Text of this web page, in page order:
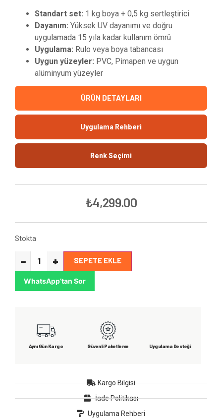
Standart set: 1 kg boya + 0,5 kg sertleştirici
Dayanım: Yüksek UV dayanımı ve doğru
uygulamada 15 yıla kadar kullanım ömrü
Uygulama: Rulo veya boya tabancası
Uygun yüzeyler: PVC, Pimapen ve uygun
alüminyum yüzeyler
ÜRÜN DETAYLARI
Uygulama Rehberi
Renk Seçimi
₺4,299.00
Stokta
− + SEPETE EKLE
WhatsApp’tan Sor
Aynı Gün Kargo Güvenli Paketleme Uygulama Desteği
Kargo Bilgisi
İade Politikası
Uygulama Rehberi